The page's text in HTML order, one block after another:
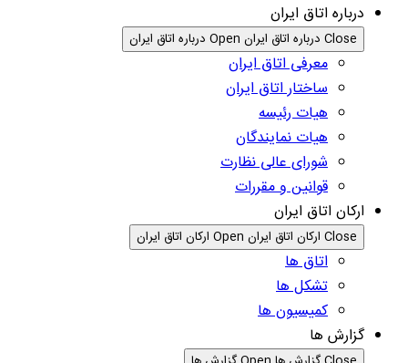
درباره اتاق ایران
Close درباره اتاق ایران Open درباره اتاق ایران
معرفی اتاق ایران
ساختار اتاق ایران
هیات رئیسه
هیات نمایندگان
شورای عالی نظارت
قوانین و مقررات
ارکان اتاق ایران
Close ارکان اتاق ایران Open ارکان اتاق ایران
اتاق ها
تشکل ها
کمیسیون ها
گزارش ها